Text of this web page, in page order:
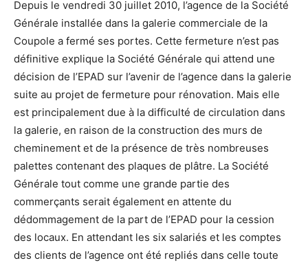
Depuis le vendredi 30 juillet 2010, l’agence de la Société
Générale installée dans la galerie commerciale de la
Coupole a fermé ses portes. Cette fermeture n’est pas
définitive explique la Société Générale qui attend une
décision de l’EPAD sur l’avenir de l’agence dans la galerie
suite au projet de fermeture pour rénovation. Mais elle
est principalement due à la difficulté de circulation dans
la galerie, en raison de la construction des murs de
cheminement et de la présence de très nombreuses
palettes contenant des plaques de plâtre. La Société
Générale tout comme une grande partie des
commerçants serait également en attente du
dédommagement de la part de l’EPAD pour la cession
des locaux. En attendant les six salariés et les comptes
des clients de l’agence ont été repliés dans celle toute